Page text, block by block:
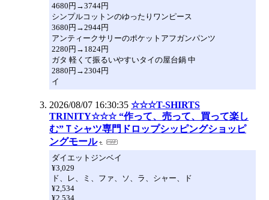
4680円→3744円
シンプルコットンのゆったりワンピース
3680円→2944円
アンティークサリーのポケットアフガンパンツ
2280円→1824円
ガタ 軽くて振るいやすいタイの屋台鍋 中
2880円→2304円
イ
2026/08/07 16:30:35 ☆☆☆T-SHIRTS
TRINITY☆☆☆ “作って、売って、買って楽し
む”Ｔシャツ専門ドロップシッピングショッピ
ングモール
ダイエットジンベイ
¥3,029
ド、レ、ミ、ファ、ソ、ラ、シャー、ド
¥2,534
¥2,534